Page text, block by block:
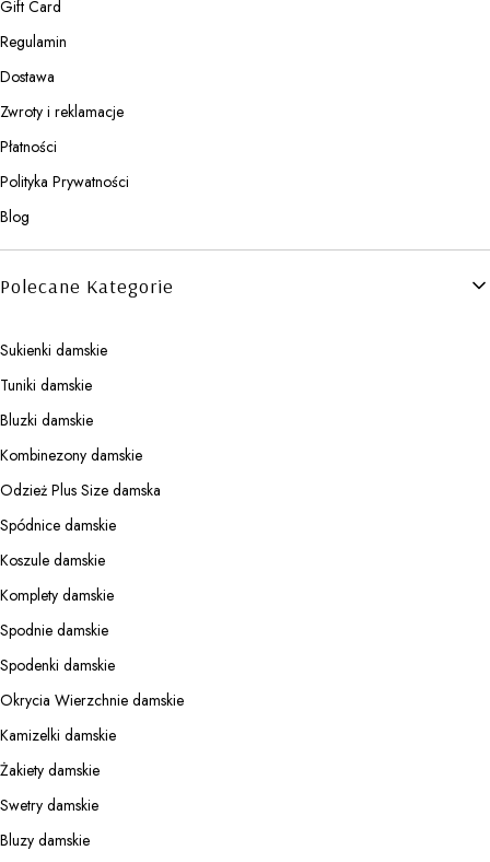
Gift Card
Regulamin
Dostawa
Zwroty i reklamacje
Płatności
Polityka Prywatności
Blog
Polecane Kategorie
Sukienki damskie
Tuniki damskie
Bluzki damskie
Kombinezony damskie
Odzież Plus Size damska
Spódnice damskie
Koszule damskie
Komplety damskie
Spodnie damskie
Spodenki damskie
Okrycia Wierzchnie damskie
Kamizelki damskie
Żakiety damskie
Swetry damskie
Bluzy damskie